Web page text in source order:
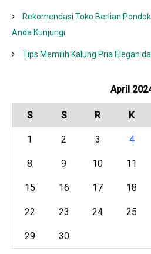
Rekomendasi Toko Berlian
Anda Kunjungi
Tips Memilih Kalung Pria Elegan
April
S S R K
1 2 3 4
8 9 10 11
15 16 17 18
22 23 24 25
29 30